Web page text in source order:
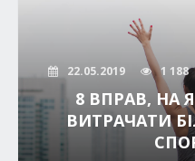
22.05.2019 1 188
8 ВПРАВ, НА
ВИТРАЧАТИ